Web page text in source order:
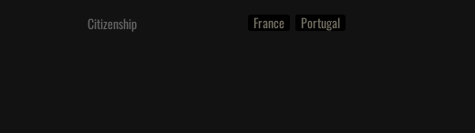
Citizenship
France Portugal